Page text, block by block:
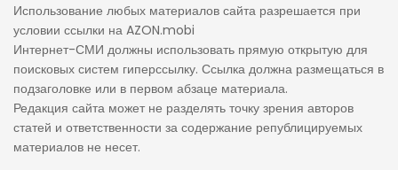
Использование любых материалов сайта разрешается при
условии ссылки на AZON.mobi
Интернет-СМИ должны использовать прямую открытую для
поисковых систем гиперссылку. Ссылка должна размещаться в
подзаголовке или в первом абзаце материала.
Редакция сайта может не разделять точку зрения авторов
статей и ответственности за содержание републицируемых
материалов не несет.